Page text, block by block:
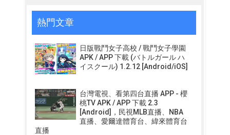
熱門文章
日版戰鬥女子高校 / 戰鬥女子學園
APK / APP 下載 (バトルガール ハ
イスクール) 1.2.12 [Android/iOS]
台灣電視、看第四台直播 APP - 櫻
桃TV APK / APP 下載 2.3
[Android]，民視MLB直播、NBA
直播、愛爾達體育台、緯來體育台
直播